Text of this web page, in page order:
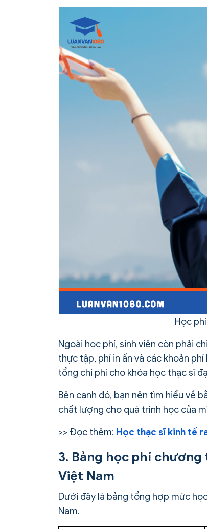
Học
Ngoài học phí, sinh viên còn phải
thực tập, phí in ấn và các khoản
tổng chi phí cho khóa học thạc sĩ
Bên cạnh đó, bạn nên tìm hiểu về
chất lượng cho quá trình học của
>> Đọc thêm: Học thạc sĩ kinh tế
3. Bảng học phí
Việt Nam
Dưới đây là bảng tổng hợp mức
Nam.